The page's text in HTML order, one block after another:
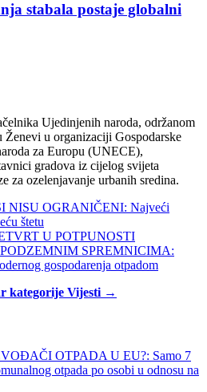
stabala postaje globalni
Ujedinjenih naroda, održanom
Ženevi u organizaciji Gospodarske
za Europu (UNECE),
gradova iz cijelog svijeta
za ozelenjavanje urbanih sredina.
NISU OGRANIČENI: Najveći
štetu
U POTPUNOSTI
SPREMNICIMA:
gospodarenja otpadom
kategorije Vijesti →
OTPADA U EU?: Samo 7
otpada po osobi u odnosu na